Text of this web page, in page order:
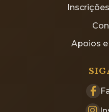
Apoios